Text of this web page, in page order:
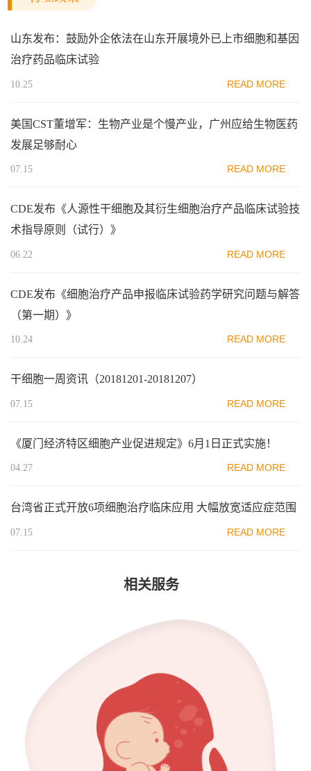
山东发布：鼓励外企依法在山东开展境外已上市细胞和基因
治疗药品临床试验
10.25 READ MORE
美国CST董增军：生物产业是个慢产业，广州应给生物医药
发展足够耐心
07.15 READ MORE
CDE发布《人源性干细胞及其衍生细胞治疗产品临床试验技
术指导原则（试行）》
06.22 READ MORE
CDE发布《细胞治疗产品申报临床试验药学研究问题与解答
（第一期）》
10.24 READ MORE
干细胞一周资讯（20181201-20181207）
07.15 READ MORE
《厦门经济特区细胞产业促进规定》6月1日正式实施！
04.27 READ MORE
台湾省正式开放6项细胞治疗临床应用 大幅放宽适应症范围
07.15 READ MORE
相关服务